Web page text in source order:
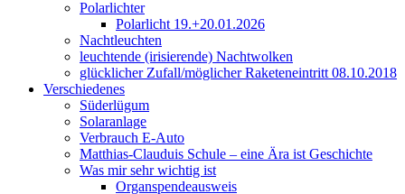
Polarlichter
Polarlicht 19.+20.01.2026
Nachtleuchten
leuchtende (irisierende) Nachtwolken
glücklicher Zufall/möglicher Raketeneintritt 08.10.2018
Verschiedenes
Süderlügum
Solaranlage
Verbrauch E-Auto
Matthias-Clauduis Schule – eine Ära ist Geschichte
Was mir sehr wichtig ist
Organspendeausweis